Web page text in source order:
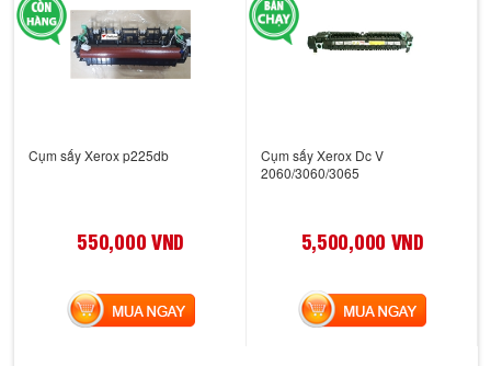
Cụm sấy Xerox p225db
550,000 VND
MUA NGAY
Cụm sấy Xerox Dc V
2060/3060/3065
5,500,000 VND
MUA NGAY